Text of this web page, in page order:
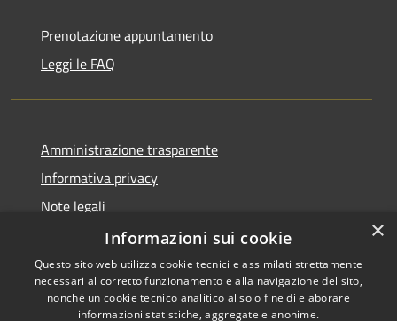
Prenotazione appuntamento
Leggi le FAQ
Amministrazione trasparente
Informativa privacy
Note legali
Dichiarazione di accessibilità
×
Informazioni sui cookie
Questo sito web utilizza cookie tecnici e assimilati strettamente
necessari al corretto funzionamento e alla navigazione del sito,
nonché un cookie tecnico analitico al solo fine di elaborare
informazioni statistiche, aggregate e anonime.